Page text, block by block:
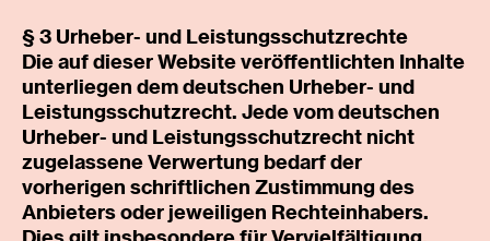
§ 3 Urheber- und Leistungsschutzrechte
Die auf dieser Website veröffentlichten Inhalte
unterliegen dem deutschen Urheber- und
Leistungsschutzrecht. Jede vom deutschen
Urheber- und Leistungsschutzrecht nicht
zugelassene Verwertung bedarf der
vorherigen schriftlichen Zustimmung des
Anbieters oder jeweiligen Rechteinhabers.